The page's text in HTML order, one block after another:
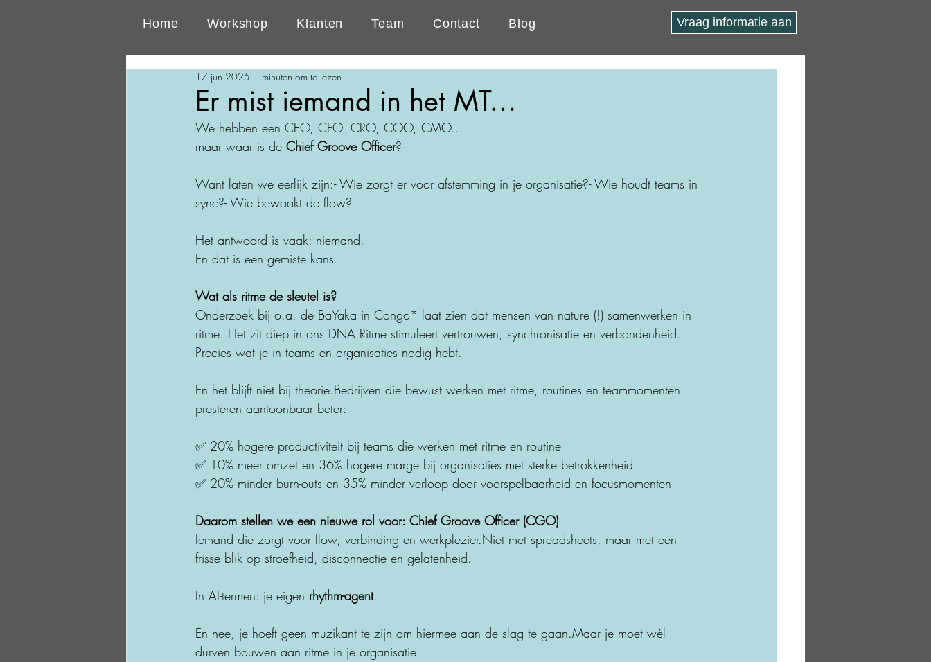
Home Workshop Klanten Team Contact Blog Vraag informatie aan
Er mist iemand in het MT…
17 jun 2025 1 minuten om te lezen
We hebben een CEO, CFO, CRO, COO, CMO...
maar waar is de Chief Groove Officer?
Want laten we eerlijk zijn:- Wie zorgt er voor afstemming in je organisatie?- Wie houdt teams in
sync?- Wie bewaakt de flow?
Het antwoord is vaak: niemand.
En dat is een gemiste kans.
Wat als ritme de sleutel is?
Onderzoek bij o.a. de BaYaka in Congo* laat zien dat mensen van nature (!) samenwerken in
ritme. Het zit diep in ons DNA.Ritme stimuleert vertrouwen, synchronisatie en verbondenheid.
Precies wat je in teams en organisaties nodig hebt.
En het blijft niet bij theorie.Bedrijven die bewust werken met ritme, routines en teammomenten
presteren aantoonbaar beter:
✅ 20% hogere productiviteit bij teams die werken met ritme en routine
✅ 10% meer omzet en 36% hogere marge bij organisaties met sterke betrokkenheid
✅ 20% minder burn-outs en 35% minder verloop door voorspelbaarheid en focusmomenten
Daarom stellen we een nieuwe rol voor: Chief Groove Officer (CGO)
Iemand die zorgt voor flow, verbinding en werkplezier.Niet met spreadsheets, maar met een
frisse blik op stroefheid, disconnectie en gelatenheid.
In AI-termen: je eigen rhythm-agent.
En nee, je hoeft geen muzikant te zijn om hiermee aan de slag te gaan.Maar je moet wél
durven bouwen aan ritme in je organisatie.